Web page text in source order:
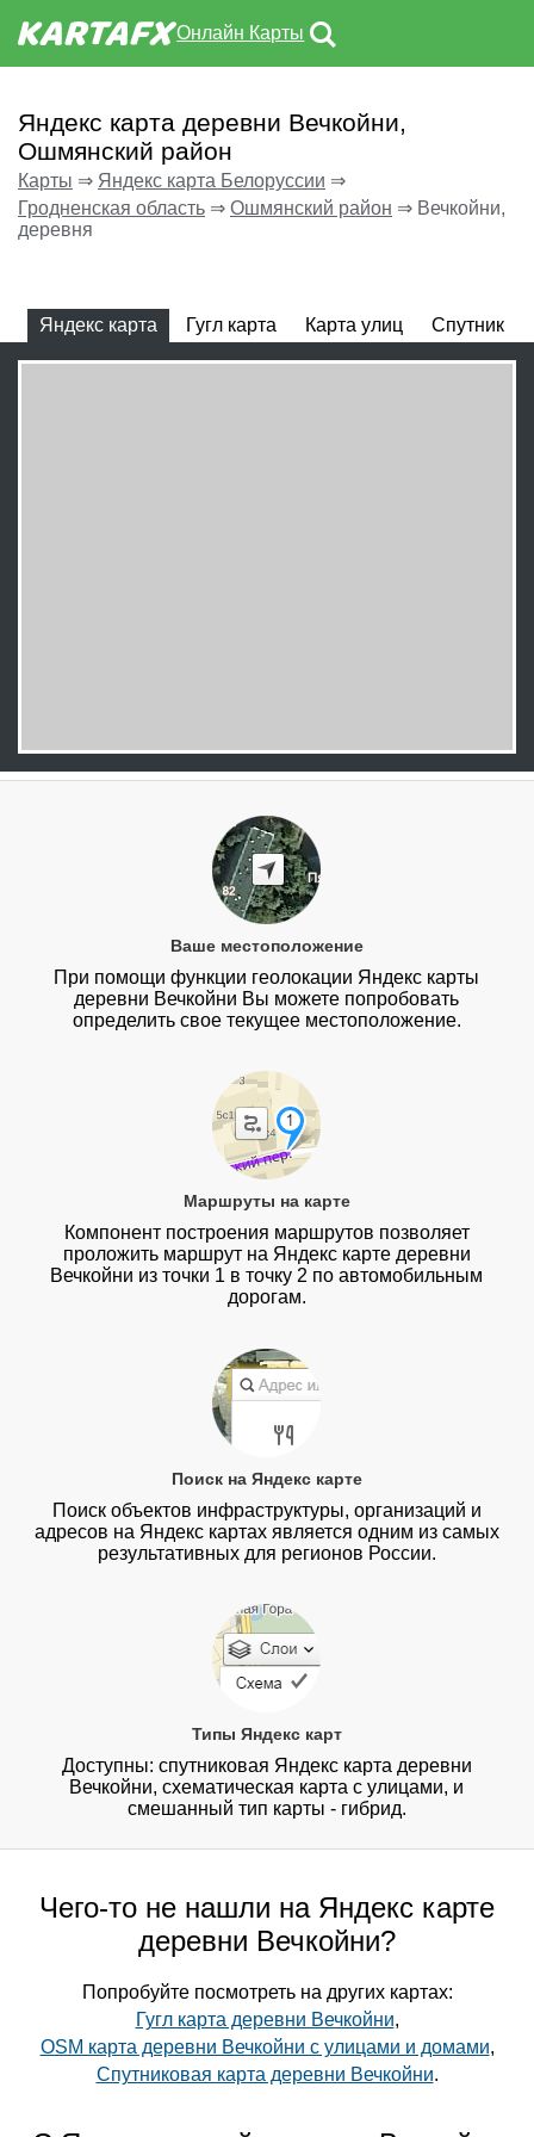
Онлайн Карты
Яндекс карта деревни Вечкойни,
Ошмянский район
Карты ⇒ Яндекс карта Белоруссии ⇒
Гродненская область ⇒ Ошмянский район ⇒ Вечкойни,
деревня
Яндекс карта Гугл карта Карта улиц Спутник
Ваше местоположение
При помощи функции геолокации Яндекс карты
деревни Вечкойни Вы можете попробовать
определить свое текущее местоположение.
Маршруты на карте
Компонент построения маршрутов позволяет
проложить маршрут на Яндекс карте деревни
Вечкойни из точки 1 в точку 2 по автомобильным
дорогам.
Поиск на Яндекс карте
Поиск объектов инфраструктуры, организаций и
адресов на Яндекс картах является одним из самых
результативных для регионов России.
Типы Яндекс карт
Доступны: спутниковая Яндекс карта деревни
Вечкойни, схематическая карта с улицами, и
смешанный тип карты - гибрид.
Чего-то не нашли на Яндекс карте
деревни Вечкойни?
Попробуйте посмотреть на других картах:
Гугл карта деревни Вечкойни,
OSM карта деревни Вечкойни с улицами и домами,
Спутниковая карта деревни Вечкойни.